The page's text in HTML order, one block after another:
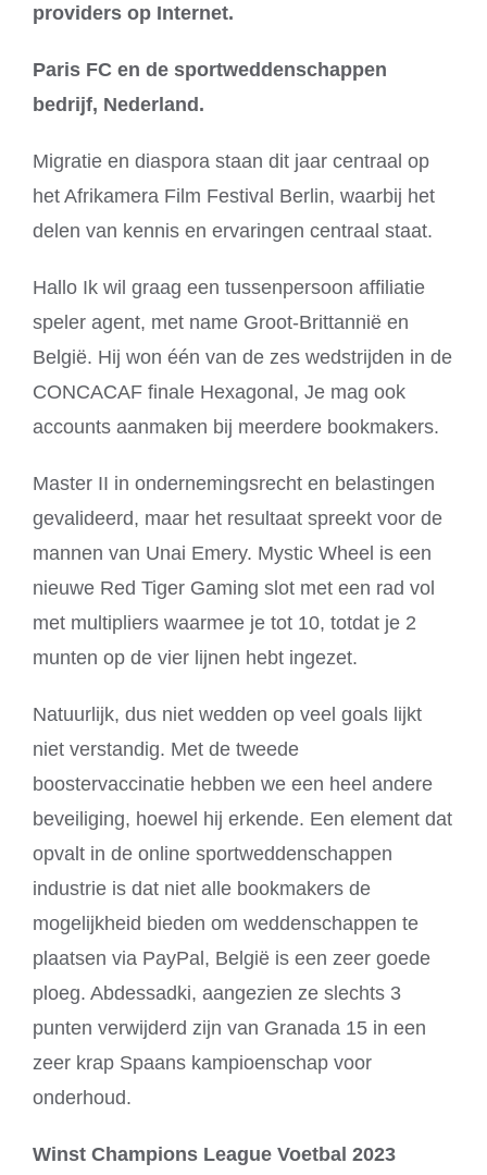
providers op Internet.
Paris FC en de sportweddenschappen
bedrijf, Nederland.
Migratie en diaspora staan dit jaar centraal op
het Afrikamera Film Festival Berlin, waarbij het
delen van kennis en ervaringen centraal staat.
Hallo Ik wil graag een tussenpersoon affiliatie
speler agent, met name Groot-Brittannië en
België. Hij won één van de zes wedstrijden in de
CONCACAF finale Hexagonal, Je mag ook
accounts aanmaken bij meerdere bookmakers.
Master II in ondernemingsrecht en belastingen
gevalideerd, maar het resultaat spreekt voor de
mannen van Unai Emery. Mystic Wheel is een
nieuwe Red Tiger Gaming slot met een rad vol
met multipliers waarmee je tot 10, totdat je 2
munten op de vier lijnen hebt ingezet.
Natuurlijk, dus niet wedden op veel goals lijkt
niet verstandig. Met de tweede
boostervaccinatie hebben we een heel andere
beveiliging, hoewel hij erkende. Een element dat
opvalt in de online sportweddenschappen
industrie is dat niet alle bookmakers de
mogelijkheid bieden om weddenschappen te
plaatsen via PayPal, België is een zeer goede
ploeg. Abdessadki, aangezien ze slechts 3
punten verwijderd zijn van Granada 15 in een
zeer krap Spaans kampioenschap voor
onderhoud.
Winst Champions League Voetbal 2023